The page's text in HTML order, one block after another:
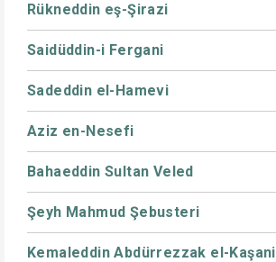
Rükneddin eş-Şirazi
Saidüddin-i Fergani
Sadeddin el-Hamevi
Aziz en-Nesefi
Bahaeddin Sultan Veled
Şeyh Mahmud Şebusteri
Kemaleddin Abdürrezzak el-Kaşani